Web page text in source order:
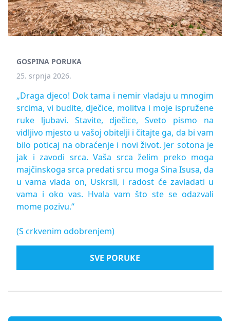
GOSPINA PORUKA
25. srpnja 2026.
„Draga djeco! Dok tama i nemir vladaju u mnogim
srcima, vi budite, dječice, molitva i moje ispružene
ruke ljubavi. Stavite, dječice, Sveto pismo na
vidljivo mjesto u vašoj obitelji i čitajte ga, da bi vam
bilo poticaj na obraćenje i novi život. Jer sotona je
jak i zavodi srca. Vaša srca želim preko moga
majčinskoga srca predati srcu moga Sina Isusa, da
u vama vlada on, Uskrsli, i radost će zavladati u
vama i oko vas. Hvala vam što ste se odazvali
mome pozivu.“
(S crkvenim odobrenjem)
SVE PORUKE